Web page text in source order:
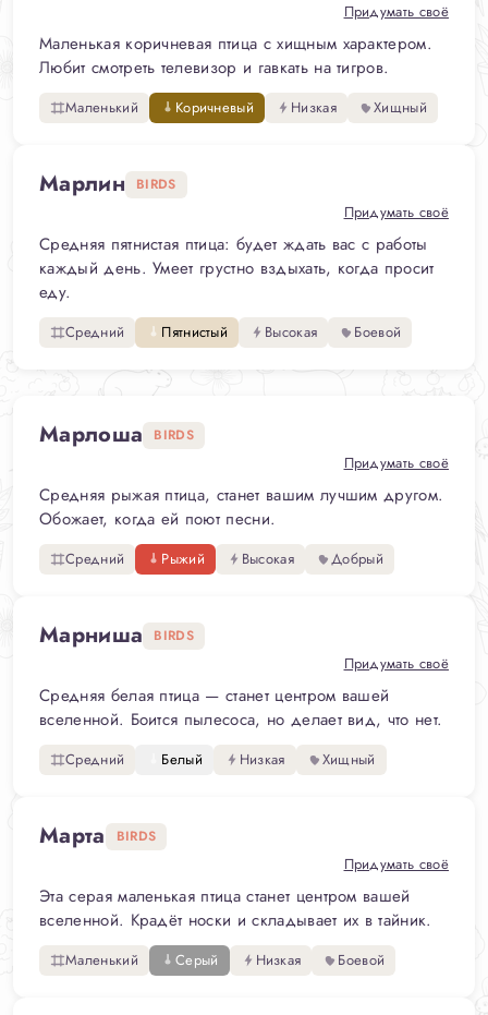
Придумать своё
Маленькая коричневая птица с хищным характером.
Любит смотреть телевизор и гавкать на тигров.
Маленький Коричневый Низкая Хищный
Марлин BIRDS
Придумать своё
Средняя пятнистая птица: будет ждать вас с работы
каждый день. Умеет грустно вздыхать, когда просит
еду.
Средний Пятнистый Высокая Боевой
Марлоша BIRDS
Придумать своё
Средняя рыжая птица, станет вашим лучшим другом.
Обожает, когда ей поют песни.
Средний Рыжий Высокая Добрый
Марниша BIRDS
Придумать своё
Средняя белая птица — станет центром вашей
вселенной. Боится пылесоса, но делает вид, что нет.
Средний Белый Низкая Хищный
Марта BIRDS
Придумать своё
Эта серая маленькая птица станет центром вашей
вселенной. Крадёт носки и складывает их в тайник.
Маленький Серый Низкая Боевой